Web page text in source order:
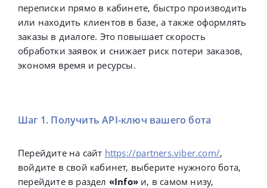
переписки прямо в кабинете, быстро производить
или находить клиентов в базе, а также оформлять
заказы в диалоге. Это повышает скорость
обработки заявок и снижает риск потери заказов,
экономя время и ресурсы.
Шаг 1. Получить API-ключ вашего бота
Перейдите на сайт https://partners.viber.com/,
войдите в свой кабинет, выберите нужного бота,
перейдите в раздел «Info» и, в самом низу,